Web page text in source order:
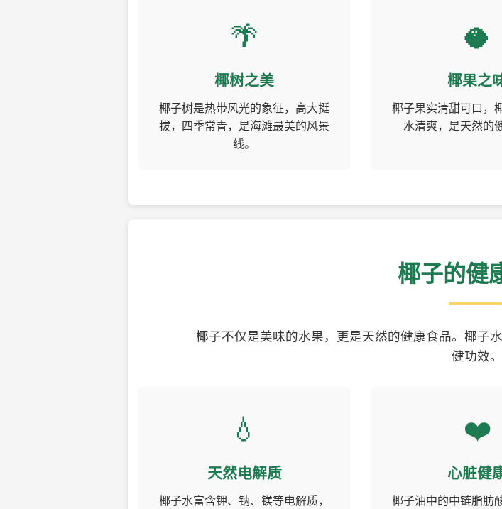
🌴
椰树之美
椰子树是热带风光的象征，高大挺
拔，四季常青，是海滩最美的风景
线。
🥥
椰果之
椰子果实清甜可口，
水清爽，是天然的
椰子的健
椰子不仅是美味的水果，更是天然的健康食品。椰子
健功效。
💧
天然电解质
椰子水富含钾、钠、镁等电解质，
❤️
心脏健
椰子油中的中链脂肪